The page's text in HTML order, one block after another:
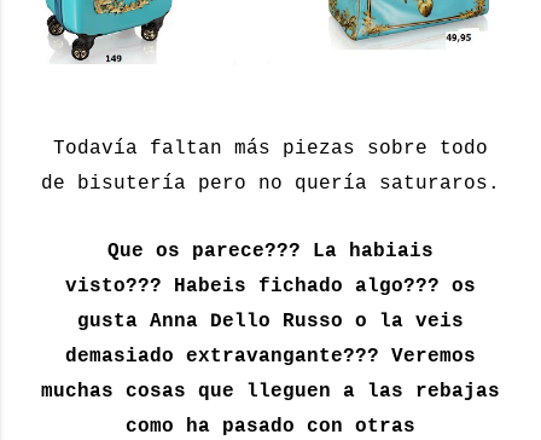
Todavía faltan más piezas sobre todo
de bisutería pero no quería saturaros.
Que os parece??? La habiais
visto??? Habeis fichado algo??? os
gusta Anna Dello Russo o la veis
demasiado extravangante??? Veremos
muchas cosas que lleguen a las rebajas
como ha pasado con otras